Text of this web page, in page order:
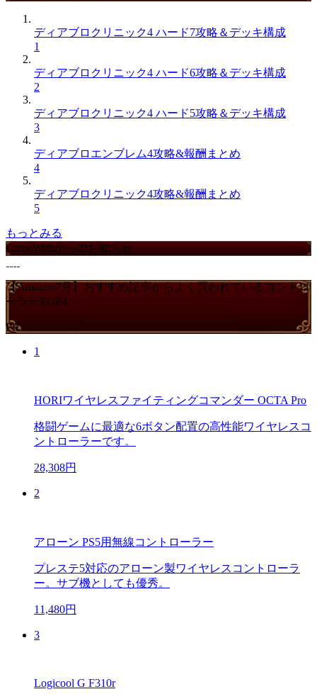
ディアブロクリニック4 ハード7攻略＆デッキ構成
1
ディアブロクリニック4 ハード6攻略＆デッキ構成
2
ディアブロクリニック4 ハード5攻略＆デッキ構成
3
ディアブロエンブレム4攻略&報酬まとめ
4
ディアブロクリニック4攻略&報酬まとめ
5
もっとみる
GameWithからのお知らせ
【Amazon7月】おすすめ記事からよく買われているコントロ
ーラーTOP4
PR
1
HORIワイヤレスファイティングコマンダー OCTA Pro
格闘ゲームに最適な6ボタン配置の高性能ワイヤレスコ
ントローラーです。
28,308円
2
アローン PS5用無線コントローラー
プレステ5対応のアローン製ワイヤレスコントローラ
ー。サブ機としても優秀。
11,480円
3
Logicool G F310r